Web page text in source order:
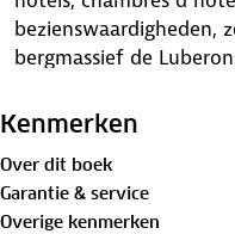
bezienswaardigheden,
bergmassief de
drinken en uitgaan.
ANWB Extra is de
deze serie een reisgids
Kenmerken
Over dit boek
Garantie & service
Overige kenmerken